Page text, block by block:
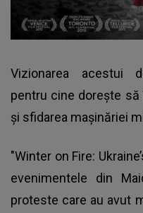
Vizionarea acestui
pentru cine doreşte
şi sfidarea maşinăriei
"Winter on Fire:
evenimentele din
proteste care au avut